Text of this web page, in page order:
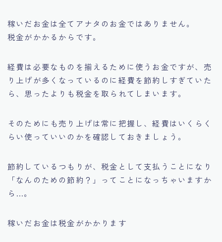
稼いだお金は全てアナタのお金ではありません。
税金がかかるからです。
経費は必要なものを揃えるために使うお金ですが、売
り上げが多くなっているのに経費を節約しすぎていた
ら、思ったよりも税金を取られてしまいます。
そのためにも売り上げは常に把握し、経費はいくらく
らい使っていいのかを確認しておきましょう。
節約しているつもりが、税金として支払うことになり
「なんのための節約？」ってことになっちゃいますか
ら…。
稼いだお金は税金がかかります